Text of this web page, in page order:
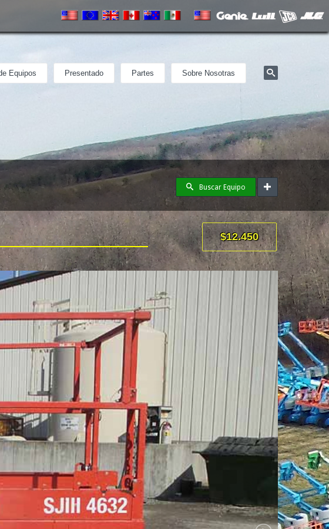
Equipos Presentado Partes Sobre Nosotras
Buscar Equipo
$12.450